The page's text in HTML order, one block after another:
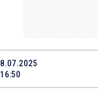
8.07.2025
16:50